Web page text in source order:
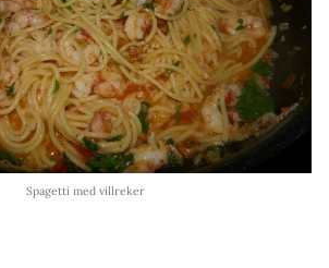
Spagetti med villreker